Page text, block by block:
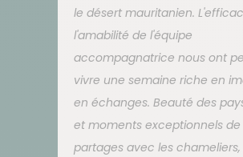
le désert mauritanien.
l'amabilité de l'équipe
accompagnatrice nous ont
vivre une semaine riche en
en échanges. Beauté des
et moments exceptionnels de
partages avec les chameliers,